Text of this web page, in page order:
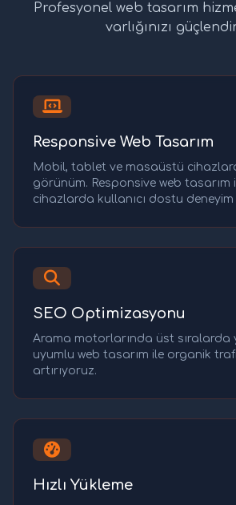
Profesyonel web tasarım
varlığınızı
Responsive Web Tasarım
Mobil, tablet ve masaüstü
görünüm. Responsive web tasarım
cihazlarda kullanıcı dostu
SEO Optimizasyonu
Arama motorlarında üst sıralarda
uyumlu web tasarım ile organik
artırıyoruz.
Hızlı Yükleme